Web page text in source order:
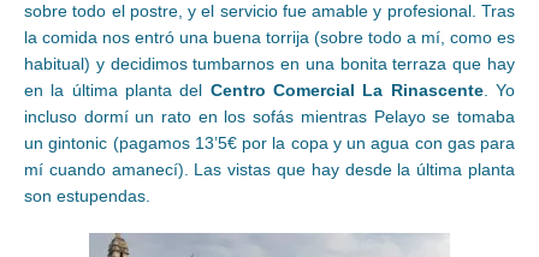
sobre todo el postre, y el servicio fue amable y profesional. Tras
la comida nos entró una buena torrija (sobre todo a mí, como es
habitual) y decidimos tumbarnos en una bonita terraza que hay
en la última planta del Centro Comercial La Rinascente. Yo
incluso dormí un rato en los sofás mientras Pelayo se tomaba
un gintonic (pagamos 13’5€ por la copa y un agua con gas para
mí cuando amanecí). Las vistas que hay desde la última planta
son estupendas.